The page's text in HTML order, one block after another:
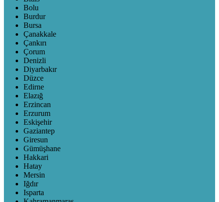
Bolu
Burdur
Bursa
Çanakkale
Çankırı
Çorum
Denizli
Diyarbakır
Düzce
Edirne
Elazığ
Erzincan
Erzurum
Eskişehir
Gaziantep
Giresun
Gümüşhane
Hakkari
Hatay
Mersin
Iğdır
Isparta